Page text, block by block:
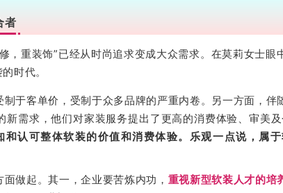
者
，重装饰”已经从时尚追求变成大众需求。在莫莉女士眼
时代。
于客单价，受制于众多品牌的严重内卷。另一方面，伴
新需求，他们对家装服务提出了更高的消费体验、审美
认可整体软装的价值和消费体验。乐观一点说，属
做起。其一，企业要苦炼内功， 重视新型软装人才的培